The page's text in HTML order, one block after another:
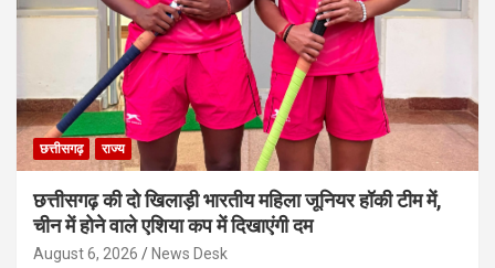
छत्तीसगढ़ राज्य
छत्तीसगढ़ की दो खिलाड़ी भारतीय महिला जूनियर हॉकी टीम में,
चीन में होने वाले एशिया कप में दिखाएंगी दम
August 6, 2026 News Desk